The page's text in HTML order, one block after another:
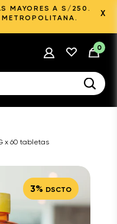
MAYORES A S/250.
X
0
x 60 tabletas
3% DSCTO